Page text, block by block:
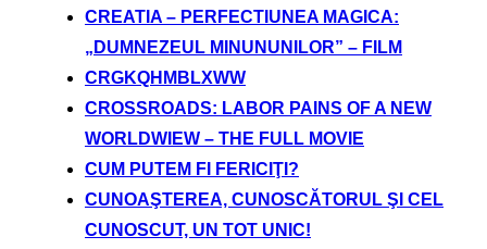
CREATIA – PERFECTIUNEA MAGICA:
„DUMNEZEUL MINUNUNILOR” – FILM
CRGKQHMBLXWW
CROSSROADS: LABOR PAINS OF A NEW
WORLDWIEW – THE FULL MOVIE
CUM PUTEM FI FERICIŢI?
CUNOAŞTEREA, CUNOSCĂTORUL ŞI CEL
CUNOSCUT, UN TOT UNIC!